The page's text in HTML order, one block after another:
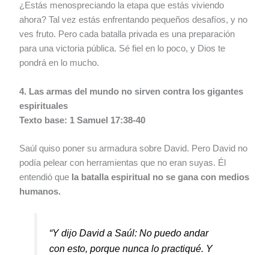
¿Estás menospreciando la etapa que estás viviendo
ahora? Tal vez estás enfrentando pequeños desafíos, y no
ves fruto. Pero cada batalla privada es una preparación
para una victoria pública. Sé fiel en lo poco, y Dios te
pondrá en lo mucho.
4. Las armas del mundo no sirven contra los gigantes
espirituales
Texto base: 1 Samuel 17:38-40
Saúl quiso poner su armadura sobre David. Pero David no
podía pelear con herramientas que no eran suyas. Él
entendió que la batalla espiritual no se gana con medios
humanos.
“Y dijo David a Saúl: No puedo andar
con esto, porque nunca lo practiqué. Y